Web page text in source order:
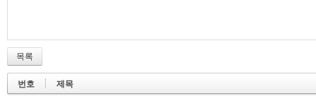
목록
번호 제목